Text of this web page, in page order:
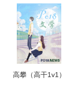
高攀（高干1v1）